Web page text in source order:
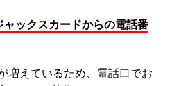
ックスカードからの電話番
増えているため、電話口でお